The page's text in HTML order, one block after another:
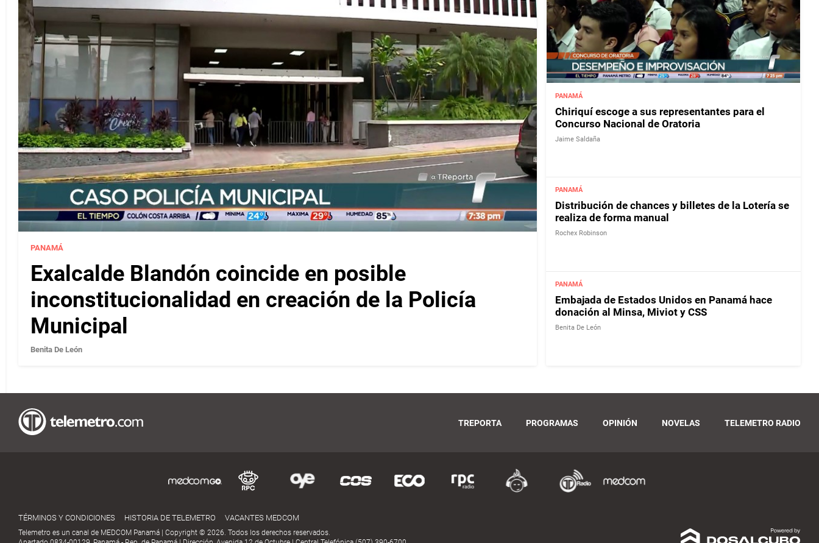
PANAMÁ
Exalcalde Blandón coincide en posible
inconstitucionalidad en creación de la Policía
Municipal
Benita De León
PANAMÁ
Chiriquí escoge a sus representantes para el
Concurso Nacional de Oratoria
Jaime Saldaña
PANAMÁ
Distribución de chances y billetes de la Lotería se
realiza de forma manual
Rochex Robinson
PANAMÁ
Embajada de Estados Unidos en Panamá hace
donación al Minsa, Miviot y CSS
Benita De León
TREPORTA PROGRAMAS OPINIÓN NOVELAS TELEMETRO RADIO
TÉRMINOS Y CONDICIONES HISTORIA DE TELEMETRO VACANTES MEDCOM
Telemetro es un canal de MEDCOM Panamá | Copyright © 2026. Todos los derechos reservados.